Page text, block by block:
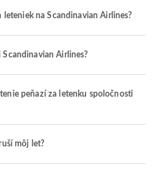
leteniek na Scandinavian Airlines?
Airlines?
peňazí za letenku spoločnosti
môj let?